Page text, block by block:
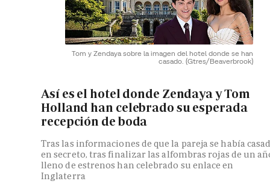
Tom y Zendaya sobre la imagen del hotel donde se han
casado. (Gtres/Beaverbrook)
Así es el hotel donde Zendaya y Tom
Holland han celebrado su esperada
recepción de boda
Tras las informaciones de que la pareja se había
en secreto, tras finalizar las alfombras rojas de un
lleno de estrenos han celebrado su enlace en
Inglaterra